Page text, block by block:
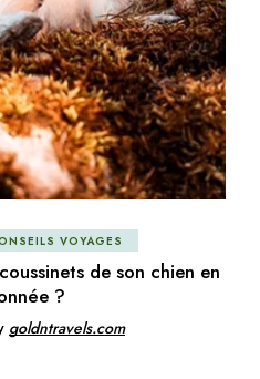
VOYAGES
de son chien en
?
goldntravels.com